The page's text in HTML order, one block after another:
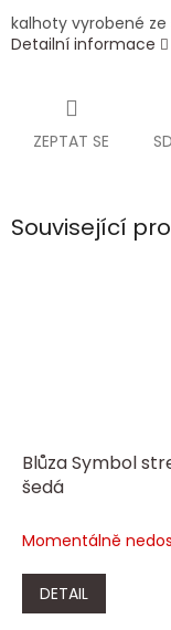
kalhoty vyrobené
Detailní informace
ZEPTAT SE
Související
Blůza Symbol
šedá
Momentálně
DETAIL